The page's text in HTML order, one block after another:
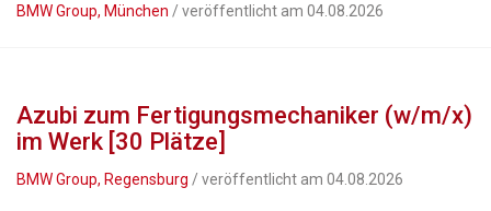
BMW Group, München / veröffentlicht am 04.08.2026
Azubi zum Fertigungsmechaniker (w/m/x)
im Werk [30 Plätze]
BMW Group, Regensburg / veröffentlicht am 04.08.2026